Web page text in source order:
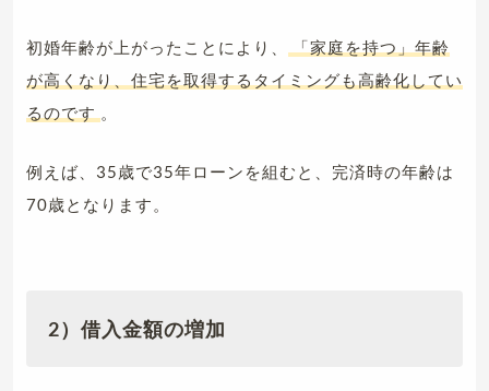
初婚年齢が上がったことにより、
「家庭を持つ」年齢
が高くなり、住宅を取得するタイミングも高齢化してい
るのです 。
例えば、35歳で35年ローンを組むと、完済時の年齢は
70歳となります。
2）借入金額の増加